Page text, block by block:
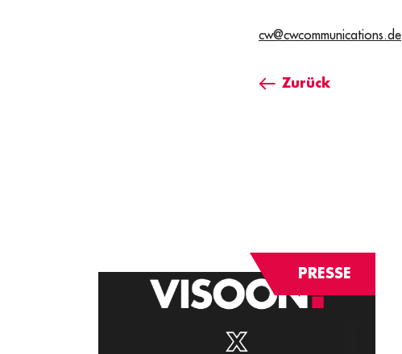
cw@cwcommunications.de
Zurück
PRESSE